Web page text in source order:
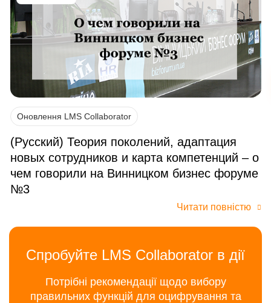
Оновлення LMS Collaborator
(Русский) Теория поколений, адаптация
новых сотрудников и карта компетенций – о
чем говорили на Винницком бизнес форуме
№3
Читати повністю
Спробуйте LMS Collaborator в дії
Потрібні рекомендації щодо вибору
правильних функцій для оцифрування та